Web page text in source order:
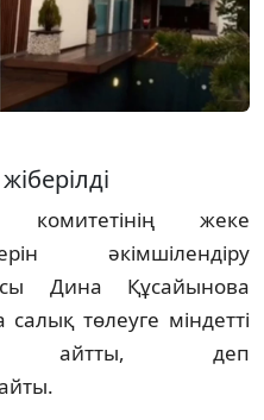
комитетінің жеке
әкімшілендіру
Дина Құсайынова
төлеуге міндетті
айтты, деп